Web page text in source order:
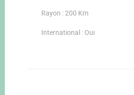
Rayon : 200 Km
International : Oui